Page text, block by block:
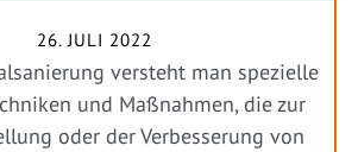
26. JULI 2022
versteht man spezielle
und Maßnahmen, die zur
oder der Verbesserung von